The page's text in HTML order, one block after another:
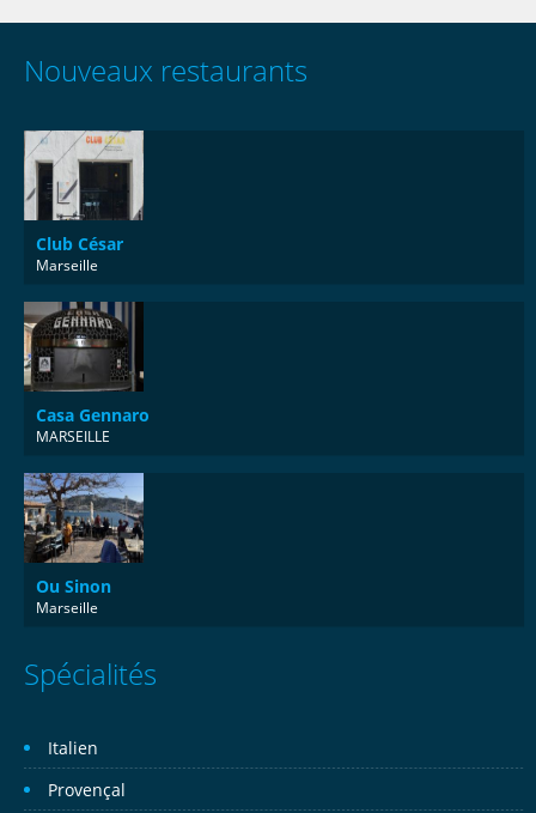
Nouveaux restaurants
Club César
Marseille
Casa Gennaro
MARSEILLE
Ou Sinon
Marseille
Spécialités
Italien
Provençal